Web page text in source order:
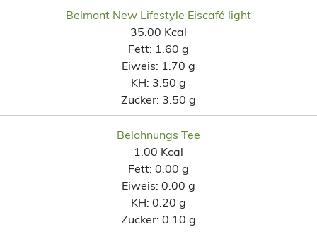
Belmont New Lifestyle Eiscafé light
35.00 Kcal
Fett: 1.60 g
Eiweis: 1.70 g
KH: 3.50 g
Zucker: 3.50 g
Belohnungs Tee
1.00 Kcal
Fett: 0.00 g
Eiweis: 0.00 g
KH: 0.20 g
Zucker: 0.10 g